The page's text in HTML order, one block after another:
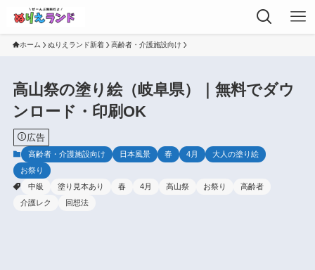
ホーム ぬりえランド新着 高齢者・介護施設向け
高山祭の塗り絵（岐阜県）｜無料でダウ
ンロード・印刷OK
広告
高齢者・介護施設向け 日本風景 春 4月
大人の塗り絵
お祭り
中級
塗り見本あり 春 4月 高山祭 お祭り
高齢者
介護レク
回想法